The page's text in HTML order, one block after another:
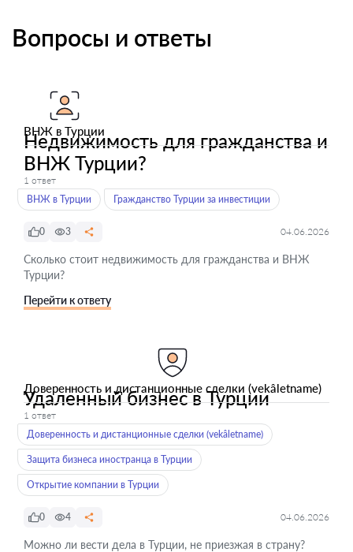
Вопросы и ответы
ВНЖ в Турции
Недвижимость для гражданства и
ВНЖ Турции?
1 ответ
ВНЖ в Турции
Гражданство Турции за инвестиции
0 3 04.06.2026
Сколько стоит недвижимость для гражданства и ВНЖ
Турции?
Перейти к ответу
Доверенность и дистанционные сделки (vekâletname)
Удаленный бизнес в Турции
1 ответ
Доверенность и дистанционные сделки (vekâletname)
Защита бизнеса иностранца в Турции
Открытие компании в Турции
0 4 04.06.2026
Можно ли вести дела в Турции, не приезжая в страну?